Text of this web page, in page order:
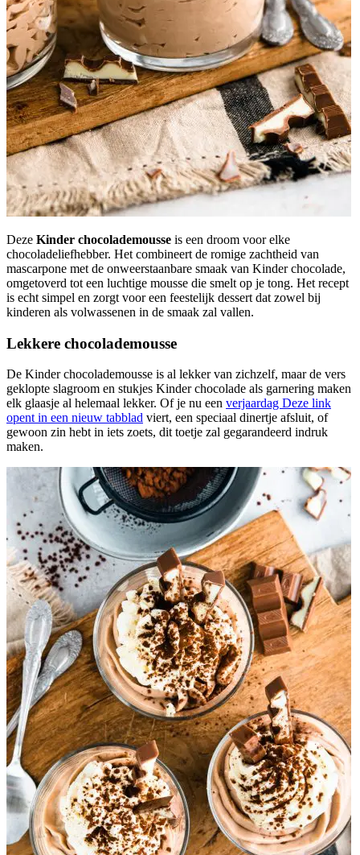
Deze Kinder chocolademousse is een droom voor elke
chocoladeliefhebber. Het combineert de romige zachtheid van
mascarpone met de onweerstaanbare smaak van Kinder chocolade,
omgetoverd tot een luchtige mousse die smelt op je tong. Het recept
is echt simpel en zorgt voor een feestelijk dessert dat zowel bij
kinderen als volwassenen in de smaak zal vallen.
Lekkere chocolademousse
De Kinder chocolademousse is al lekker van zichzelf, maar de vers
geklopte slagroom en stukjes Kinder chocolade als garnering maken
elk glaasje al helemaal lekker. Of je nu een verjaardag Deze link
opent in een nieuw tabblad viert, een speciaal dinertje afsluit, of
gewoon zin hebt in iets zoets, dit toetje zal gegarandeerd indruk
maken.